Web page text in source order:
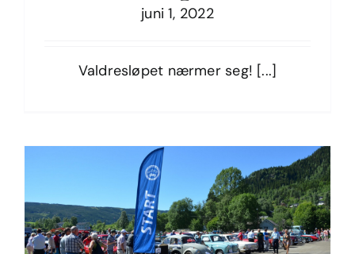
Valdresløpet 2022
juni 1, 2022
Valdresløpet nærmer seg! [...]